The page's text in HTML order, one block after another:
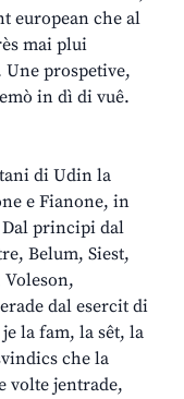
european che al
mai plui
Une prospetive,
in dì di vuê.
di Udin la
e Fianone, in
principi dal
Belum, Siest,
Voleson,
dal esercit di
la fam, la sêt, la
che la
volte jentrade,